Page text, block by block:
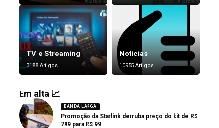
TV e Streaming
3188 Artigos
Notícias
10955 Artigos
Em alta 📈
BANDA LARGA
Promoção da Starlink derruba preço do kit de R$
799 para R$ 99